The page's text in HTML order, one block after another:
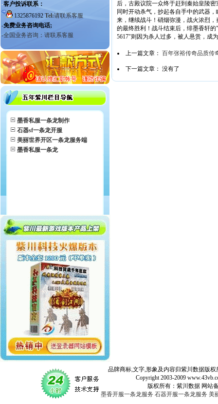
墨香私服一条龙制作
石器sf一条龙开服
美丽世界开区一条龙服务端
墨香私服一条龙
后，古殿议院一众终于赶到秦始皇陵
同时开动杀气，抄起各自手中的武器
来，继续战斗！硝烟弥漫，战火浓烈
的最终胜利！战斗结束后，绯墨香轩
5617"则因为杀人过多，被人悬赏，成
上一篇文章： 百年张裕传奇品质传
下一篇文章： 没有了
品牌商标,文字,形象及内容归紫川数据版权
Copyright 2003-2009 www.43vb.com
版权所有：紫川数据 网站备案登
墨香开服一条龙服务 石器开服一条龙服务 美